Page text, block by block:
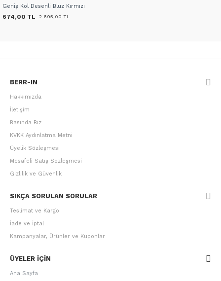
Geniş Kol Desenli Bluz Kırmızı
674,00 TL 2.695,00 TL
BERR-IN
Hakkımızda
İletişim
Basında Biz
KVKK Aydınlatma Metni
Üyelik Sözleşmesi
Mesafeli Satış Sözleşmesi
Gizlilik ve Güvenlik
SIKÇA SORULAN SORULAR
Teslimat ve Kargo
İade ve İptal
Kampanyalar, Ürünler ve Kuponlar
ÜYELER IÇIN
Ana Sayfa